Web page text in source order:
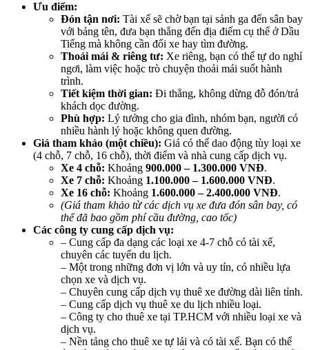
Ưu điểm:
Đón tận nơi: Tài xế sẽ chờ bạn tại sảnh ga đến sân bay
với bảng tên, đưa bạn thẳng đến địa điểm cụ thể ở Dầu
Tiếng mà không cần đổi xe hay tìm đường.
Thoải mái & riêng tư: Xe riêng, bạn có thể tự do nghỉ
ngơi, làm việc hoặc trò chuyện thoải mái suốt hành
trình.
Tiết kiệm thời gian: Đi thẳng, không dừng đỗ đón/trả
khách dọc đường.
Phù hợp: Lý tưởng cho gia đình, nhóm bạn, người có
nhiều hành lý hoặc không quen đường.
Giá tham khảo (một chiều): Giá có thể dao động tùy loại xe
(4 chỗ, 7 chỗ, 16 chỗ), thời điểm và nhà cung cấp dịch vụ.
Xe 4 chỗ: Khoảng 900.000 – 1.300.000 VNĐ.
Xe 7 chỗ: Khoảng 1.100.000 – 1.600.000 VNĐ.
Xe 16 chỗ: Khoảng 1.600.000 – 2.400.000 VNĐ.
(Giá tham khảo từ các dịch vụ xe đưa đón sân bay, có
thể đã bao gồm phí cầu đường, cao tốc)
Các công ty cung cấp dịch vụ:
– Cung cấp đa dạng các loại xe 4-7 chỗ có tài xế,
chuyên các tuyến du lịch.
– Một trong những đơn vị lớn và uy tín, có nhiều lựa
chọn xe và dịch vụ.
– Chuyên cung cấp dịch vụ thuê xe đường dài liên tỉnh.
– Cung cấp dịch vụ thuê xe du lịch nhiều loại.
– Công ty cho thuê xe tại TP.HCM với nhiều loại xe và
dịch vụ.
– Nền tảng cho thuê xe tự lái và có tài xế. Bạn có thể